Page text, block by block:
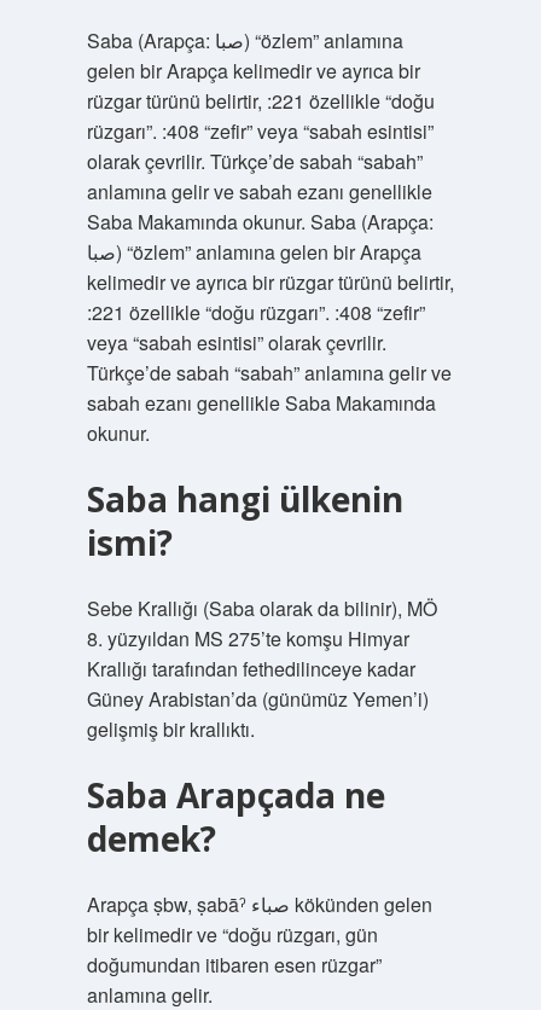
Saba (Arapça: صبا) “özlem” anlamına
gelen bir Arapça kelimedir ve ayrıca bir
rüzgar türünü belirtir, :221 özellikle “doğu
rüzgarı”. :408 “zefir” veya “sabah esintisi”
olarak çevrilir. Türkçe’de sabah “sabah”
anlamına gelir ve sabah ezanı genellikle
Saba Makamında okunur. Saba (Arapça:
صبا) “özlem” anlamına gelen bir Arapça
kelimedir ve ayrıca bir rüzgar türünü belirtir,
:221 özellikle “doğu rüzgarı”. :408 “zefir”
veya “sabah esintisi” olarak çevrilir.
Türkçe’de sabah “sabah” anlamına gelir ve
sabah ezanı genellikle Saba Makamında
okunur.
Saba hangi ülkenin
ismi?
Sebe Krallığı (Saba olarak da bilinir), MÖ
8. yüzyıldan MS 275’te komşu Himyar
Krallığı tarafından fethedilinceye kadar
Güney Arabistan’da (günümüz Yemen’i)
gelişmiş bir krallıktı.
Saba Arapçada ne
demek?
Arapça ṣbw, ṣabāˀ صباء kökünden gelen
bir kelimedir ve “doğu rüzgarı, gün
doğumundan itibaren esen rüzgar”
anlamına gelir.